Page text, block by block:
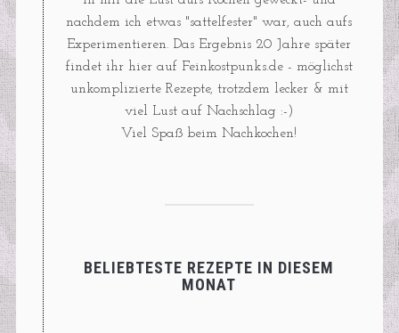
nachdem ich etwas "sattelfester" war, auch aufs
Experimentieren. Das Ergebnis 20 Jahre später
findet ihr hier auf Feinkostpunks.de - möglichst
unkomplizierte Rezepte, trotzdem lecker & mit
viel Lust auf Nachschlag :-)
Viel Spaß beim Nachkochen!
BELIEBTESTE REZEPTE IN DIESEM
MONAT